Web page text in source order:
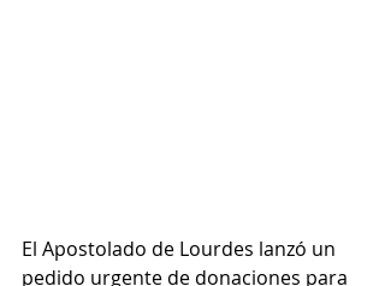
El Apostolado de Lourdes lanzó un
pedido urgente de donaciones para